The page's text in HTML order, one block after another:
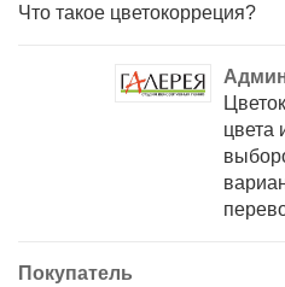
Что такое цветокорреция?
цвета
Покупатель